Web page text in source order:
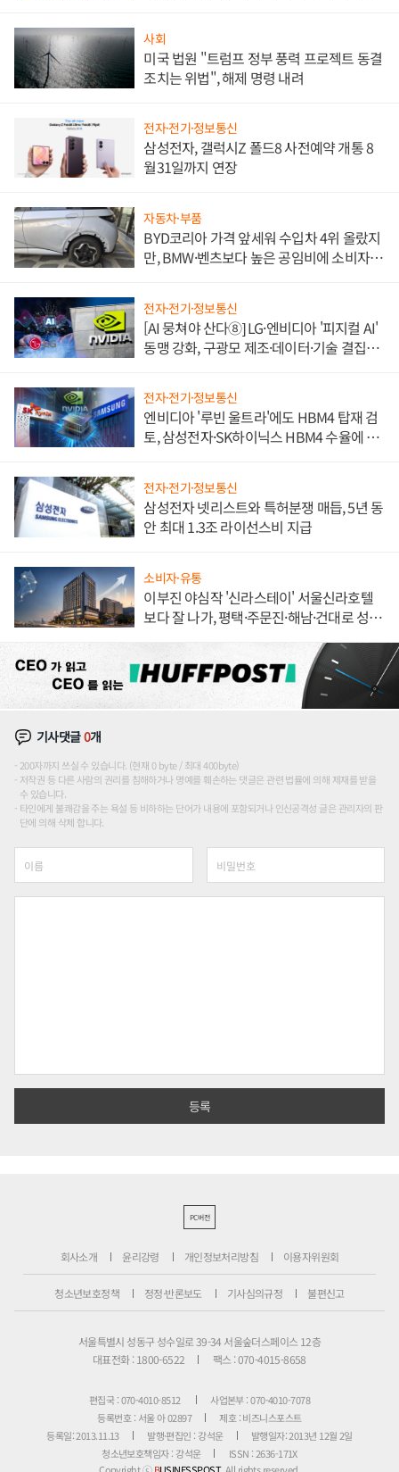
사회
미국 법원 "트럼프 정부 풍력 프로젝트 동결
조치는 위법", 해제 명령 내려
전자·전기·정보통신
삼성전자, 갤럭시Z 폴드8 사전예약 개통 8
월31일까지 연장
자동차·부품
BYD코리아 가격 앞세워 수입차 4위 올랐지
만, BMW·벤츠보다 높은 공임비에 소비자
전자·전기·정보통신
[AI 뭉쳐야 산다⑧] LG·엔비디아 '피지컬 AI'
동맹 강화, 구광모 제조·데이터·기술 결집
전자·전기·정보통신
엔비디아 '루빈 울트라'에도 HBM4 탑재 검
토, 삼성전자·SK하이닉스 HBM4 수율에 주
전자·전기·정보통신
삼성전자 넷리스트와 특허분쟁 매듭, 5년 동
안 최대 1.3조 라이선스비 지급
소비자·유통
이부진 야심작 '신라스테이' 서울신라호텔
보다 잘 나가, 평택·주문진·해남·건대로 성
기사댓글0개
200자까지 쓰실 수 있습니다. (현재 0 byte / 최대 400byte)
저작권 등 다른 사람의 권리를 침해하거나 명예를 훼손하는 댓글은 관련 법률에 의해 제재를 받을
수 있습니다.
타인에게 불쾌감을 주는 욕설 등 비하하는 단어가 내용에 포함되거나 인신공격성 글은 관리자의 판
단에 의해 삭제 합니다.
PC버전
회사소개 윤리강령 개인정보처리방침 이용자위원회
청소년보호정책 정정·반론보도 기사심의규정 불편신고
서울특별시 성동구 성수일로 39-34 서울숲더스페이스 12층
대표전화 : 1800-6522
팩스 : 070-4015-8658
편집국 : 070-4010-8512
사업본부 : 070-4010-7078
등록번호 : 서울 아 02897
제호 : 비즈니스포스트
등록일: 2013.11.13
발행·편집인 : 강석운
발행일자: 2013년 12월 2일
청소년보호책임자 : 강석운
ISSN : 2636-171X